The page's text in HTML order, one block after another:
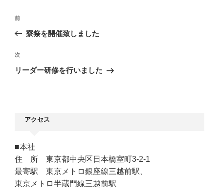
ナ
ビ
ゲ
前
の
稿
前
寮祭を開催致しました
次
の
次
リーダー研修を行いました
アクセス
■本社
住 所 東京都中央区日本橋室町3-2-1
最寄駅 東京メトロ銀座線三越前駅、
東京メトロ半蔵門線三越前駅